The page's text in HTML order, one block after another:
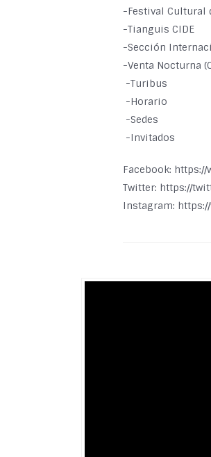
-Festival Cultural
-Tianguis CIDE
-Sección
-Venta Nocturna
-Turibus
-Horario
-Sedes
-Invitados
Facebook: https://
Twitter: https://
Instagram: